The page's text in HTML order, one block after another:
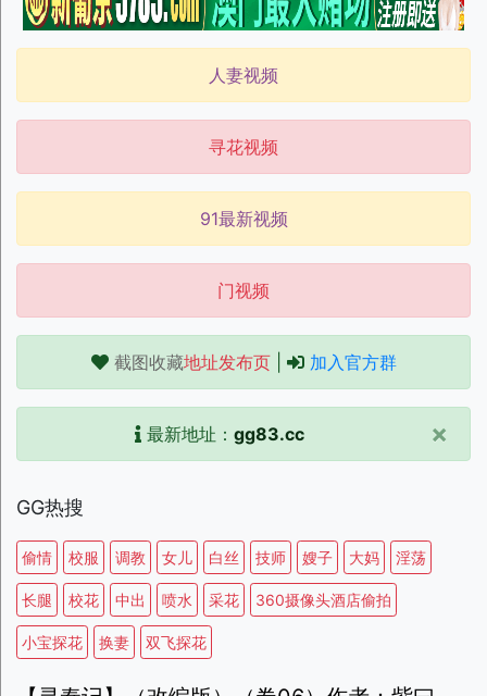
人妻视频
寻花视频
91最新视频
门视频
截图收藏地址发布页| 加入官方群
最新地址： gg83.cc ×
GG热搜
偷情 校服 调教 女儿 白丝 技师 嫂子 大妈 淫荡
长腿 校花 中出 喷水 采花 360摄像头酒店偷拍
小宝探花 换妻 双飞探花